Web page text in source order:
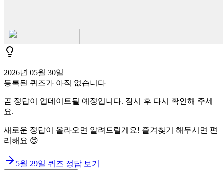
2026년 05월 30일
등록된 퀴즈가 아직 없습니다.
곧 정답이 업데이트될 예정입니다. 잠시 후 다시 확인해 주세
요.
새로운 정답이 올라오면 알려드릴게요! 즐겨찾기 해두시면 편
리해요 😊
5월 29일 퀴즈 정답 보기